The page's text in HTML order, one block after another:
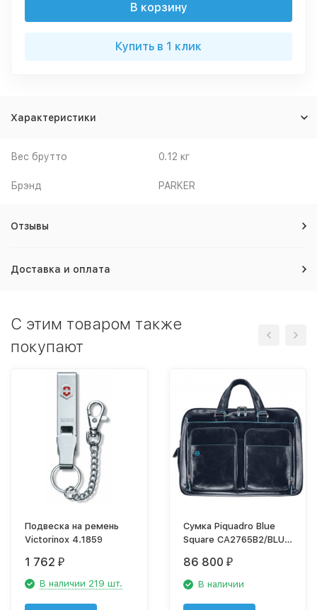
В корзину
Купить в 1 клик
Характеристики
Вес брутто 0.12 кг
Брэнд PARKER
Отзывы
Доставка и оплата
C этим товаром также
покупают
Подвеска на ремень
Victorinox 4.1859
1 762 ₽
В наличии 219 шт.
Сумка Piquadro Blue
Square CA2765B2/BLU2
86 800 ₽
В наличии